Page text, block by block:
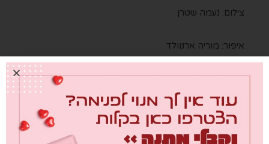
צילום: נעמה שטרן
איפור: מוריה ארנוולד